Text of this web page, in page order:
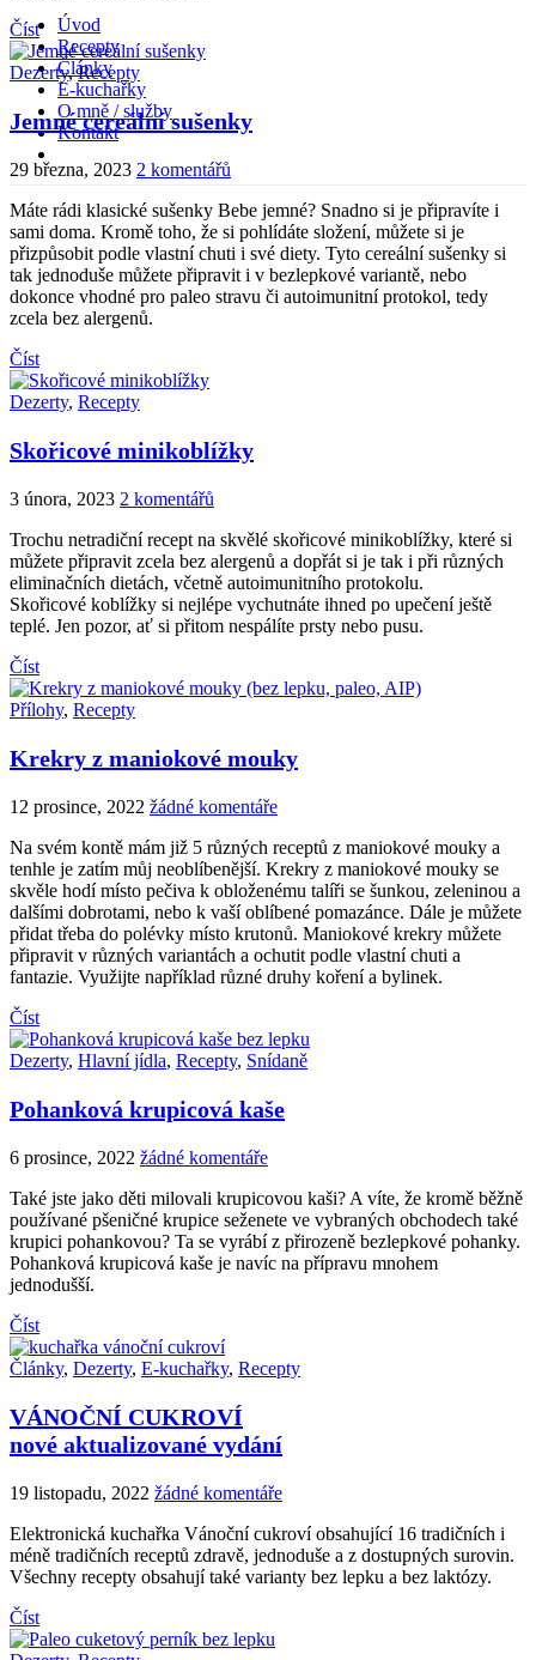
Úvod
Recepty
Články
E-kuchařky
O mně / služby
Kontakt
Číst
Dezerty,Recepty
Jemné cereální sušenky
29 března, 2023 2 komentářů
Máte rádi klasické sušenky Bebe jemné? Snadno si je připravíte i
sami doma. Kromě toho, že si pohlídáte složení, můžete si je
přizpůsobit podle vlastní chuti i své diety. Tyto cereální sušenky si
tak jednoduše můžete připravit i v bezlepkové variantě, nebo
dokonce vhodné pro paleo stravu či autoimunitní protokol, tedy
zcela bez alergenů.
Číst
Dezerty, Recepty
Skořicové minikoblížky
3 února, 2023 2 komentářů
Trochu netradiční recept na skvělé skořicové minikoblížky, které si
můžete připravit zcela bez alergenů a dopřát si je tak i při různých
eliminačních dietách, včetně autoimunitního protokolu.
Skořicové koblížky si nejlépe vychutnáte ihned po upečení ještě
teplé. Jen pozor, ať si přitom nespálíte prsty nebo pusu.
Číst
Přílohy, Recepty
Krekry z maniokové mouky
12 prosince, 2022 žádné komentáře
Na svém kontě mám již 5 různých receptů z maniokové mouky a
tenhle je zatím můj neoblíbenější. Krekry z maniokové mouky se
skvěle hodí místo pečiva k obloženému talíři se šunkou, zeleninou a
dalšími dobrotami, nebo k vaší oblíbené pomazánce. Dále je můžete
přidat třeba do polévky místo krutonů. Maniokové krekry můžete
připravit v různých variantách a ochutit podle vlastní chuti a
fantazie. Využijte například různé druhy koření a bylinek.
Číst
Dezerty, Hlavní jídla, Recepty, Snídaně
Pohanková krupicová kaše
6 prosince, 2022 žádné komentáře
Také jste jako děti milovali krupicovou kaši? A víte, že kromě běžně
používané pšeničné krupice seženete ve vybraných obchodech také
krupici pohankovou? Ta se vyrábí z přirozeně bezlepkové pohanky.
Pohanková krupicová kaše je navíc na přípravu mnohem
jednodušší.
Číst
Články, Dezerty, E-kuchařky, Recepty
VÁNOČNÍ CUKROVÍ
nové aktualizované vydání
19 listopadu, 2022 žádné komentáře
Elektronická kuchařka Vánoční cukroví obsahující 16 tradičních i
méně tradičních receptů zdravě, jednoduše a z dostupných surovin.
Všechny recepty obsahují také varianty bez lepku a bez laktózy.
Číst